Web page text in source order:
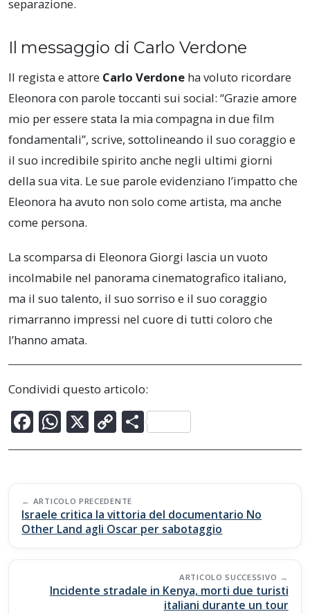
separazione.
Il messaggio di Carlo Verdone
Il regista e attore Carlo Verdone ha voluto ricordare
Eleonora con parole toccanti sui social: “Grazie amore
mio per essere stata la mia compagna in due film
fondamentali”, scrive, sottolineando il suo coraggio e
il suo incredibile spirito anche negli ultimi giorni
della sua vita. Le sue parole evidenziano l’impatto che
Eleonora ha avuto non solo come artista, ma anche
come persona.
La scomparsa di Eleonora Giorgi lascia un vuoto
incolmabile nel panorama cinematografico italiano,
ma il suo talento, il suo sorriso e il suo coraggio
rimarranno impressi nel cuore di tutti coloro che
l’hanno amata.
Condividi questo articolo:
F
ac
b
o
o
k
W
h
s
A
p
p
X C
o
y
Li
n
k
C
o
di
vi
di
Post
navigation
ARTICOLO PRECEDENTE
Israele critica la vittoria del documentario No
Other Land agli Oscar per sabotaggio
ARTICOLO SUCCESSIVO
Incidente stradale in Kenya, morti due turisti
italiani durante un tour